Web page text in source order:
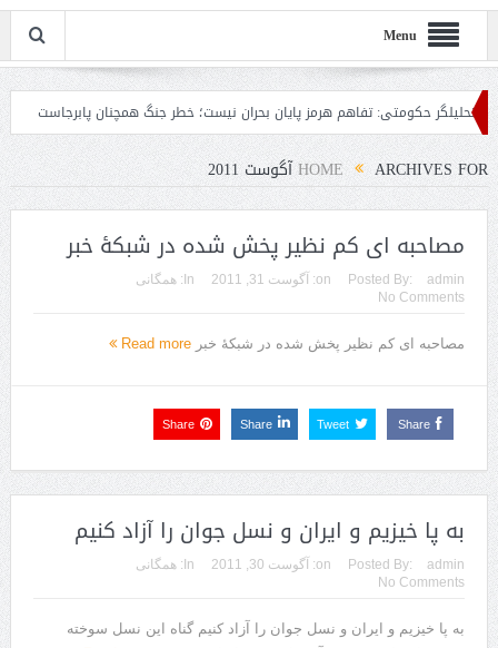
Menu
حکومتی: تفاهم هرمز پایان بحران نیست؛ خطر جنگ همچنان پابرجاست ایران؛
HOME ARCHIVES FOR آگوست 2011
مصاحبه ای کم نظیر پخش شده در شبکۀ خبر
Posted By: admin
on: آگوست 31, 2011 In: همگانی
No Comments
مصاحبه ای کم نظیر پخش شده در شبکۀ خبر Read more
Share
Tweet
Share
Share
به پا خیزیم و ایران و نسل جوان را آزاد کنیم
Posted By: admin
on: آگوست 30, 2011 In: همگانی
No Comments
به پا خیزیم و ایران و نسل جوان را آزاد کنیم گناه این نسل سوخته